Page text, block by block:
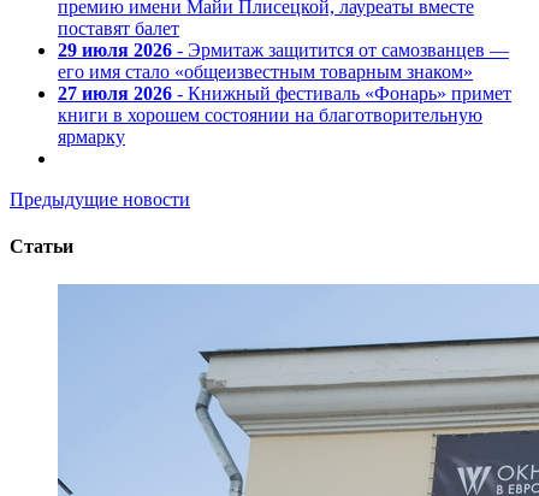
премию имени Майи Плисецкой, лауреаты вместе
поставят балет
29 июля 2026 - Эрмитаж защитится от самозванцев —
его имя стало «общеизвестным товарным знаком»
27 июля 2026 - Книжный фестиваль «Фонарь» примет
книги в хорошем состоянии на благотворительную
ярмарку
Предыдущие новости
Статьи